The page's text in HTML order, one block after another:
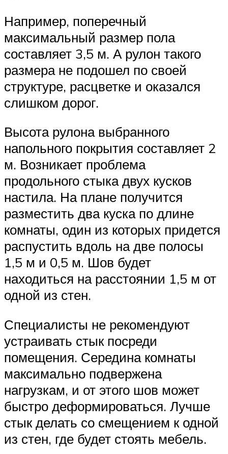
Например, поперечный
максимальный размер пола
составляет 3,5 м. А рулон такого
размера не подошел по своей
структуре, расцветке и оказался
слишком дорог.
Высота рулона выбранного
напольного покрытия составляет 2
м. Возникает проблема
продольного стыка двух кусков
настила. На плане получится
разместить два куска по длине
комнаты, один из которых придется
распустить вдоль на две полосы
1,5 м и 0,5 м. Шов будет
находиться на расстоянии 1,5 м от
одной из стен.
Специалисты не рекомендуют
устраивать стык посреди
помещения. Середина комнаты
максимально подвержена
нагрузкам, и от этого шов может
быстро деформироваться. Лучше
стык делать со смещением к одной
из стен, где будет стоять мебель.